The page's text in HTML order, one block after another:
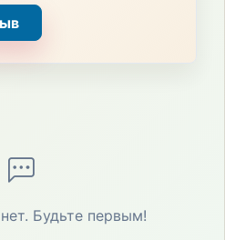
отзыв
Будьте первым!